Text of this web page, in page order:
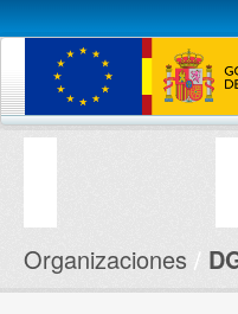
Conjuntos de datos
Organizaciones